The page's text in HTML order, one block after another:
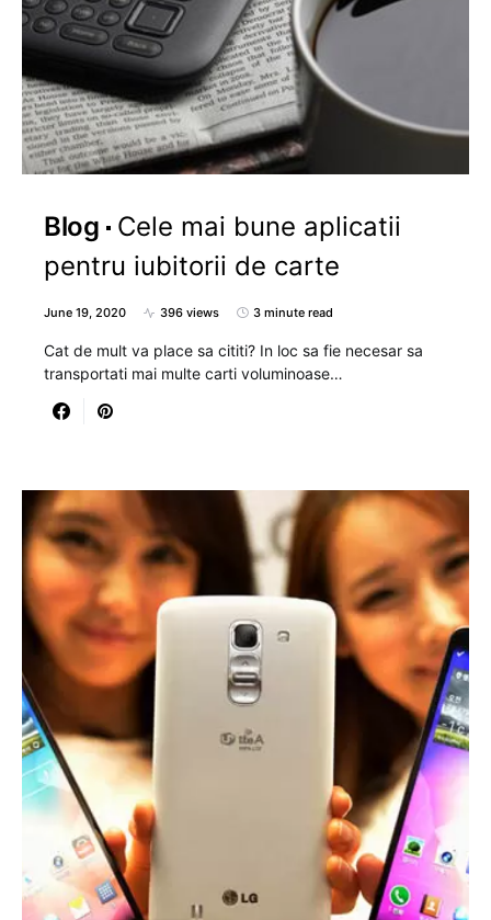
Blog
Cele mai bune aplicatii
pentru iubitorii de carte
June 19, 2020 396 views 3 minute read
Cat de mult va place sa cititi? In loc sa fie necesar sa
transportati mai multe carti voluminoase…